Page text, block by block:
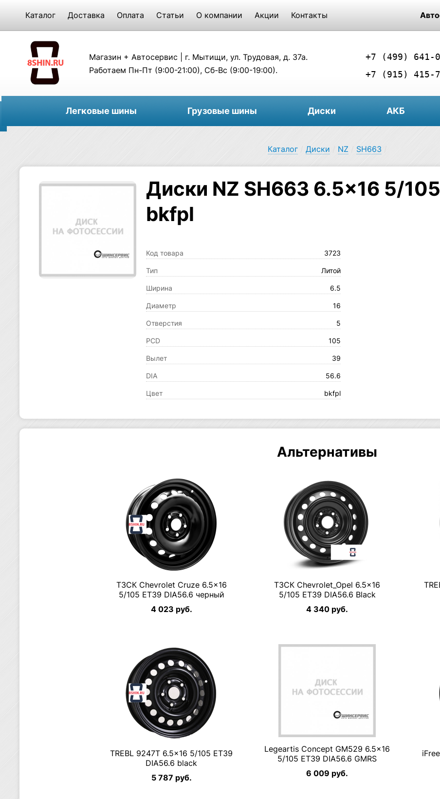
Каталог Доставка Оплата Статьи О компании Акции Контакты
Магазин + Автосервис | г. Мытищи, ул. Трудовая, д. 37а.
Работаем Пн-Пт (9:00-21:00), Сб-Вс (9:00-19:00).
+7 (499) 641-
+7 (915) 415-
Легковые шины Грузовые шины Диски АКБ
Каталог/ Диски NZ SH663
Диски NZ SH663 6.5×16 5/
bkfpl
Код товара 3723
Тип Литой
Ширина 6.5
Диаметр 16
Отверстия 5
PCD 105
Вылет 39
DIA 56.6
Цвет bkfpl
Альтернативы
ТЗСК Chevrolet Cruze 6.5×16
5/105 ET39 DIA56.6 черный
4 023 руб.
ТЗСК Chevrolet_Opel 6.5×16
5/105 ET39 DIA56.6 Black
4 340 руб.
TREBL 9247T 6.5×16 5/105 ET39
DIA56.6 black
5 787 руб.
Legeartis Concept GM529 6.5×16
5/105 ET39 DIA56.6 GMRS
6 009 руб.